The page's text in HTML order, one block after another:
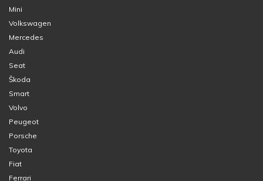
Mini
Volkswagen
Mercedes
Audi
Seat
Škoda
Smart
Volvo
Peugeot
Porsche
Toyota
Fiat
Ferrari